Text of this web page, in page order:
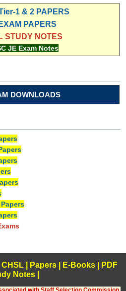
1 & 2 PAPERS
PAPERS
STUDY NOTES
JE Exam Notes
DOWNLOADS
CHSL| Papers| E-Books
PDF
Notes